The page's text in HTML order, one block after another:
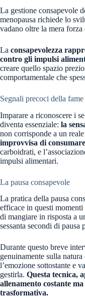
La gestione consapevole
menopausa richiede lo
vadano oltre la mera
La consapevolezza
contro gli impulsi
creare quello spazio
comportamentale che
Segnali precoci della
Imparare a riconoscere i
diventa essenziale: la
non corrisponde a un
improvvisa di
carboidrati, e
impulsi alimentari.
La pausa consapevole
La pratica della pausa
efficace in questi
di mangiare in risposta a
sessanta secondi di pausa
Durante questo breve
genuinamente sulla
l’emozione sottostante e
gestirla. Questa tecnica,
allenamento costante
trasformativa.